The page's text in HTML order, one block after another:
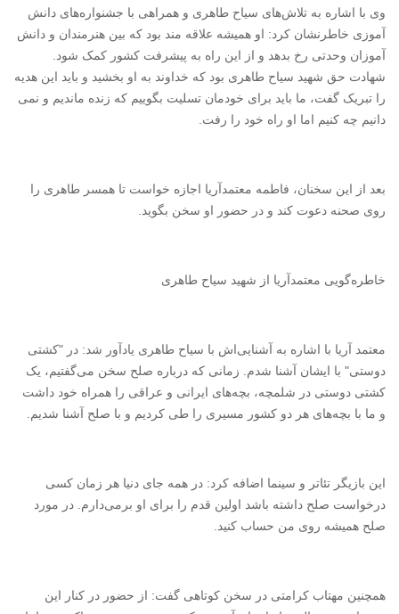
وی با اشاره به تلاش‌های سیاح طاهری و همراهی با جشنواره‌های دانش
آموزی خاطرنشان کرد: او همیشه علاقه مند بود که بین هنرمندان و دانش
آموزان وحدتی رخ بدهد و از این راه به پیشرفت کشور کمک شود.
شهادت حق شهید سیاح طاهری بود که خداوند به او بخشید و باید این هدیه
را تبریک گفت، ما باید برای خودمان تسلیت بگوییم که زنده ماندیم و نمی
دانیم چه کنیم اما او راه خود را رفت.
بعد از این سخنان، فاطمه معتمدآریا اجازه خواست تا همسر طاهری را
روی صحنه دعوت کند و در حضور او سخن بگوید.
خاطره‌گویی معتمدآریا از شهید سیاح طاهری
معتمد آریا با اشاره به آشنایی‌اش با سیاح طاهری یادآور شد: در "کشتی
دوستی" با ایشان آشنا شدم. زمانی که درباره صلح سخن می‌گفتیم، یک
کشتی دوستی در شلمچه، بچه‌های ایرانی و عراقی را همراه خود داشت
و ما با بچه‌های هر دو کشور مسیری را طی کردیم و با صلح آشنا شدیم.
این بازیگر تئاتر و سینما اضافه کرد: در همه جای دنیا هر زمان کسی
درخواست صلح داشته باشد اولین قدم را برای او برمی‌دارم. در مورد
صلح همیشه روی من حساب کنید.
همچنین مهتاب کرامتی در سخن کوتاهی گفت: از حضور در کنار این